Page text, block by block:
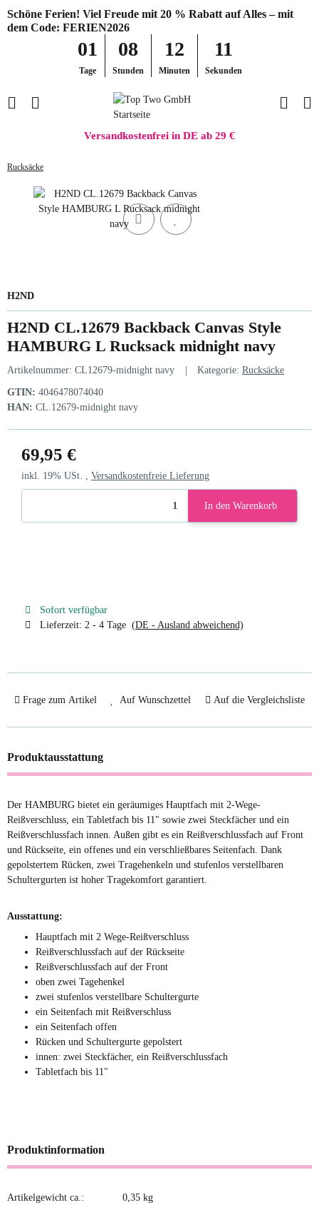
Schöne Ferien! Viel Freude mit 20 % Rabatt auf Alles – mit
dem Code: FERIEN2026
01
Tage
08
Stunden
12
Minuten
11
Sekunden
Versandkostenfrei in DE ab 29 €
Rucksäcke
H2ND
H2ND CL.12679 Backback Canvas Style
HAMBURG L Rucksack midnight navy
Artikelnummer: CL12679-midnight navy Kategorie: Rucksäcke
GTIN: 4046478074040
HAN: CL.12679-midnight navy
69,95 €
inkl. 19% USt. , Versandkostenfreie Lieferung
In den Warenkorb
Sofort verfügbar
Lieferzeit: 2 - 4 Tage (DE - Ausland abweichend)
Frage zum Artikel Auf Wunschzettel Auf die Vergleichsliste
Produktausstattung
Der HAMBURG bietet ein geräumiges Hauptfach mit 2-Wege-
Reißverschluss, ein Tabletfach bis 11" sowie zwei Steckfächer und ein
Reißverschlussfach innen. Außen gibt es ein Reißverschlussfach auf Front
und Rückseite, ein offenes und ein verschließbares Seitenfach. Dank
gepolstertem Rücken, zwei Tragehenkeln und stufenlos verstellbaren
Schultergurten ist hoher Tragekomfort garantiert.
Ausstattung:
Hauptfach mit 2 Wege-Reißverschluss
Reißverschlussfach auf der Rückseite
Reißverschlussfach auf der Front
oben zwei Tagehenkel
zwei stufenlos verstellbare Schultergurte
ein Seitenfach mit Reißverschluss
ein Seitenfach offen
Rücken und Schultergurte gepolstert
innen: zwei Steckfächer, ein Reißverschlussfach
Tabletfach bis 11"
Produktinformation
Produkteigenschaft
Wert
Artikelgewicht ca.: 0,35 kg